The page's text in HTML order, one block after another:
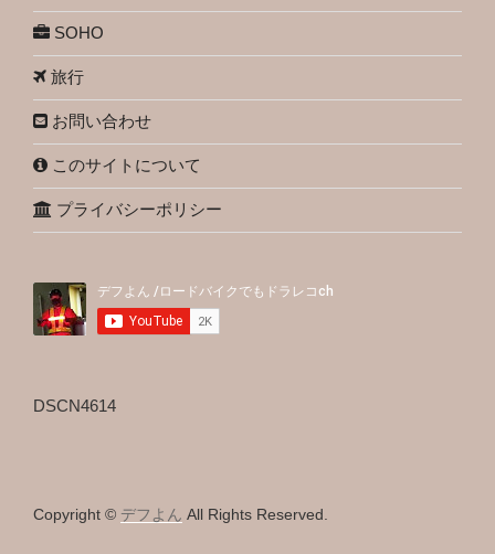
SOHO
旅行
お問い合わせ
このサイトについて
プライバシーポリシー
DSCN4614
Copyright © デフよん All Rights Reserved.